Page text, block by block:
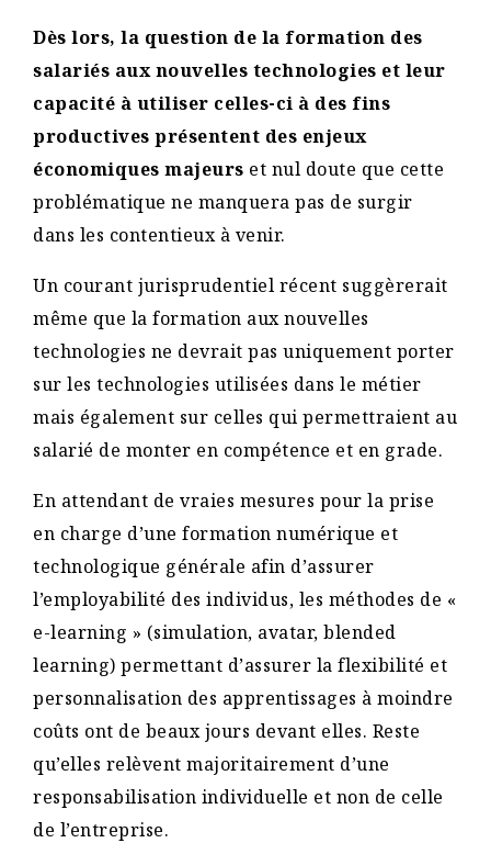
Dès lors, la question de la formation des
salariés aux nouvelles technologies et leur
capacité à utiliser celles-ci à des fins
productives présentent des enjeux
économiques majeurs et nul doute que cette
problématique ne manquera pas de surgir
dans les contentieux à venir.
Un courant jurisprudentiel récent suggèrerait
même que la formation aux nouvelles
technologies ne devrait pas uniquement porter
sur les technologies utilisées dans le métier
mais également sur celles qui permettraient au
salarié de monter en compétence et en grade.
En attendant de vraies mesures pour la prise
en charge d’une formation numérique et
technologique générale afin d’assurer
l’employabilité des individus, les méthodes de «
e-learning » (simulation, avatar, blended
learning) permettant d’assurer la flexibilité et
personnalisation des apprentissages à moindre
coûts ont de beaux jours devant elles. Reste
qu’elles relèvent majoritairement d’une
responsabilisation individuelle et non de celle
de l’entreprise.